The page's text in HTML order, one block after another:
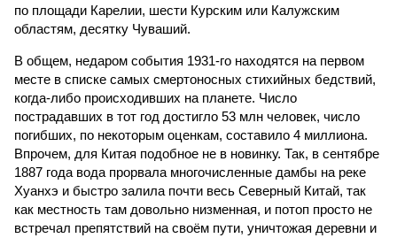
по площади Карелии, шести Курским или Калужским
областям, десятку Чуваший.
В общем, недаром события 1931-го находятся на первом
месте в списке самых смертоносных стихийных бедствий,
когда-либо происходивших на планете. Число
пострадавших в тот год достигло 53 млн человек, число
погибших, по некоторым оценкам, составило 4 миллиона.
Впрочем, для Китая подобное не в новинку. Так, в сентябре
1887 года вода прорвала многочисленные дамбы на реке
Хуанхэ и быстро залила почти весь Северный Китай, так
как местность там довольно низменная, и потоп просто не
встречал препятствий на своём пути, уничтожая деревни и